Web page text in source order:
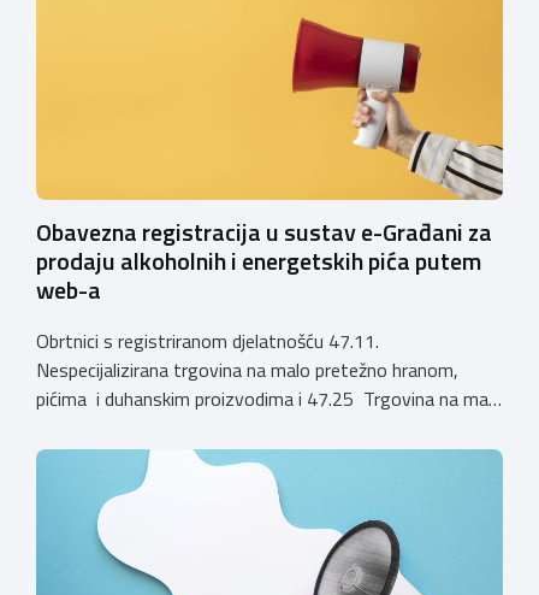
1. siječnja 2025. godine više ne mogu podnositi novi
zahtjevi za izdavanje privremenih rješenja, dok već izdana
Obavezna registracija u sustav e-Građani za
prodaju alkoholnih i energetskih pića putem
web-a
Obrtnici s registriranom djelatnošću 47.11.
Nespecijalizirana trgovina na malo pretežno hranom,
pićima i duhanskim proizvodima i 47.25 Trgovina na malo
koja sadrže alkohol i energetska pića dužni su uskladiti
svoje poslovne procese i osigurati tehničko rješenje za
vjerodostojnu provjeru punoljetnosti kupca putem
sustava e-Građani ili putem mobilne […]